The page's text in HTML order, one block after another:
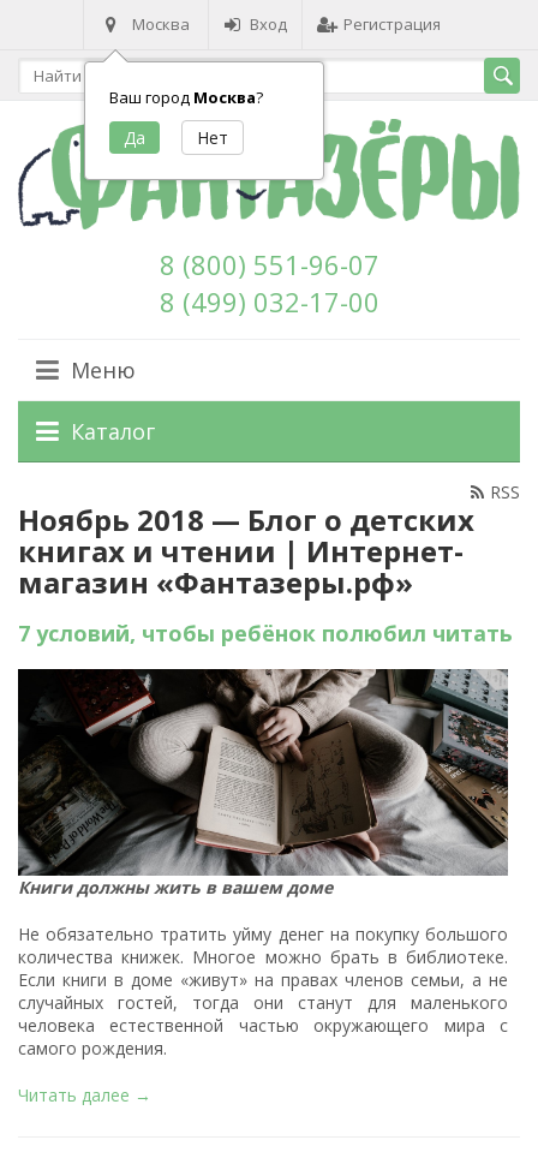
Москва
Ваш город Москва?
Вход Регистрация
8 (800) 551-96-07
8 (499) 032-17-00
Меню
Каталог
RSS
Ноябрь 2018 — Блог о детских
книгах и чтении | Интернет-
магазин «Фантазеры.рф»
7 условий, чтобы ребёнок полюбил читать
Книги должны жить в вашем доме
Не обязательно тратить уйму денег на покупку большого
количества книжек. Многое можно брать в библиотеке.
Если книги в доме «живут» на правах членов семьи, а не
случайных гостей, тогда они станут для маленького
человека естественной частью окружающего мира с
самого рождения.
Читать далее →